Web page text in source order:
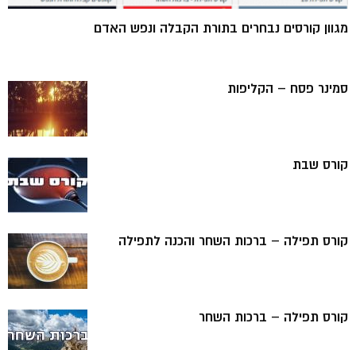
מגוון קורסים נבחרים בתורת הקבלה ונפש האדם
סמינר פסח – הקליפות
קורס שבת
קורס תפילה – ברכות השחר והכנה לתפילה
קורס תפילה – ברכות השחר